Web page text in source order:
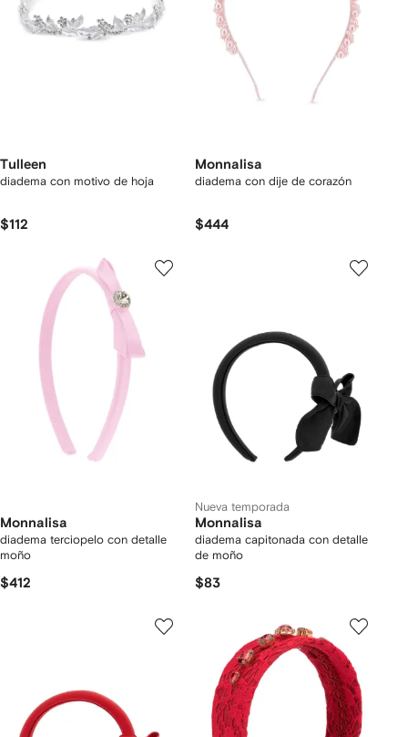
Tulleen
diadema con motivo de hoja
$112
Monnalisa
diadema con dije de corazón
$444
Monnalisa
diadema terciopelo con detalle
moño
$412
Nueva temporada
Monnalisa
diadema capitonada con detalle
de moño
$83